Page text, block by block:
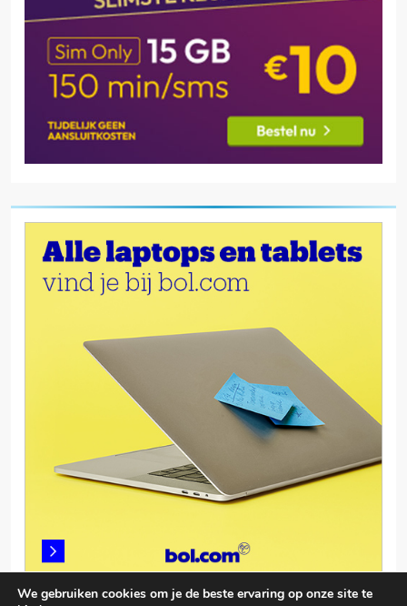
We gebruiken cookies om je de beste ervaring op onze site te